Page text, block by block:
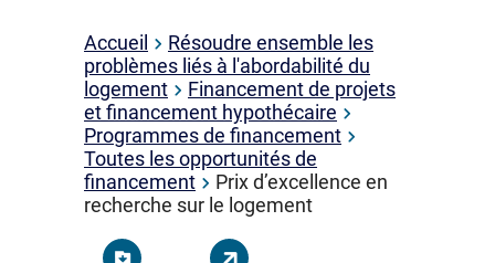
Accueil
Résoudre ensemble les
problèmes liés à l'abordabilité du
logement
Financement de projets
et financement hypothécaire
Programmes de financement
Toutes les opportunités de
financement
Prix d’excellence en
recherche sur le logement